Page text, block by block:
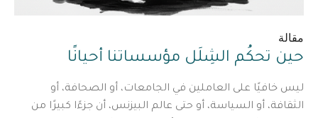
مقالة
حين تحكُم الشِلَل مؤسساتنا أحيانًا
ليس خافيًا على العاملين في الجامعات، أو الصحافة، أو
الثقافة، أو السياسة، أو حتى عالم البيزنس، أن جزءًا كبيرًا من